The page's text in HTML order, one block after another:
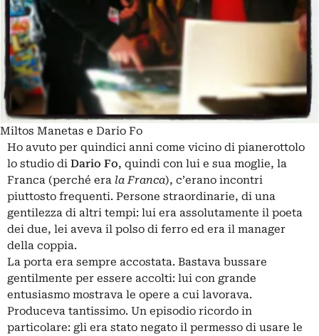
Miltos Manetas e Dario Fo
Ho avuto per quindici anni come vicino di pianerottolo
lo studio di Dario Fo, quindi con lui e sua moglie, la
Franca (perché era la Franca), c’erano incontri
piuttosto frequenti. Persone straordinarie, di una
gentilezza di altri tempi: lui era assolutamente il poeta
dei due, lei aveva il polso di ferro ed era il manager
della coppia.
La porta era sempre accostata. Bastava bussare
gentilmente per essere accolti: lui con grande
entusiasmo mostrava le opere a cui lavorava.
Produceva tantissimo. Un episodio ricordo in
particolare: gli era stato negato il permesso di usare le